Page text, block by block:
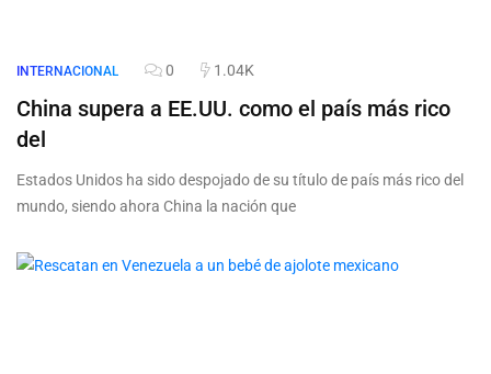
INTERNACIONAL 0 1.04K
China supera a EE.UU. como el país más rico
del
Estados Unidos ha sido despojado de su título de país más rico del
mundo, siendo ahora China la nación que